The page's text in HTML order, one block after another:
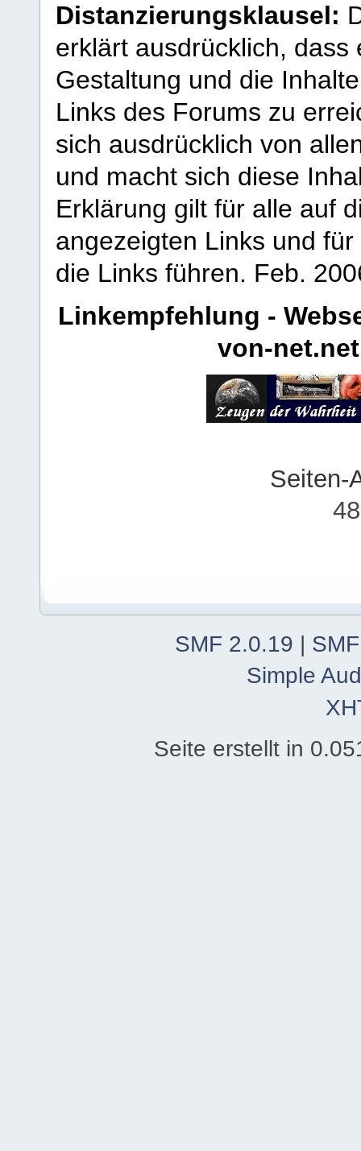
Distanzierungsklausel:
erklärt ausdrücklich,
Gestaltung und die
Links des Forums zu
sich ausdrücklich von
und macht sich diese
Erklärung gilt für alle auf
angezeigten Links und
die Links führen. Feb.
Linkempfehlung -
von-net.net
Seiten-
SMF 2.0.19
Simple
Seite erstellt in